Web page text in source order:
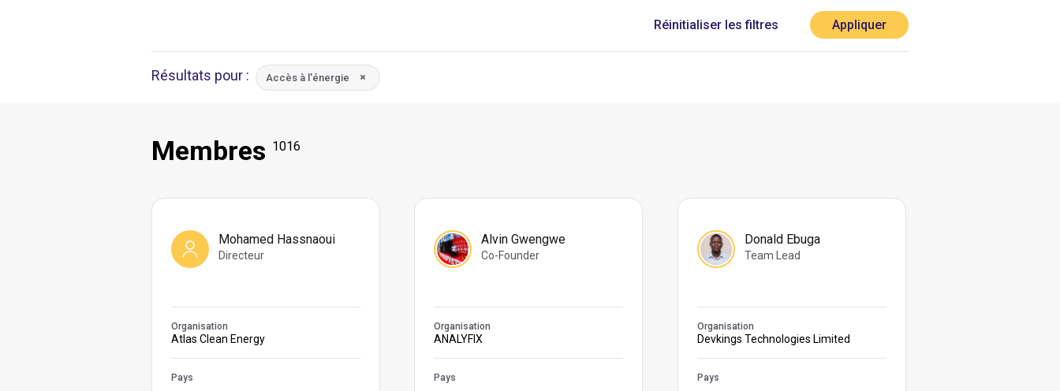
Résultats pour : Accès à l'énergie
Membres 1016
Mohamed Hassnaoui
Directeur
Organisation
Atlas Clean Energy
Pays
Alvin Gwengwe
Co-Founder
Organisation
ANALYFIX
Pays
Donald Ebuga
Team Lead
Organisation
Devkings Technologies Limited
Pays